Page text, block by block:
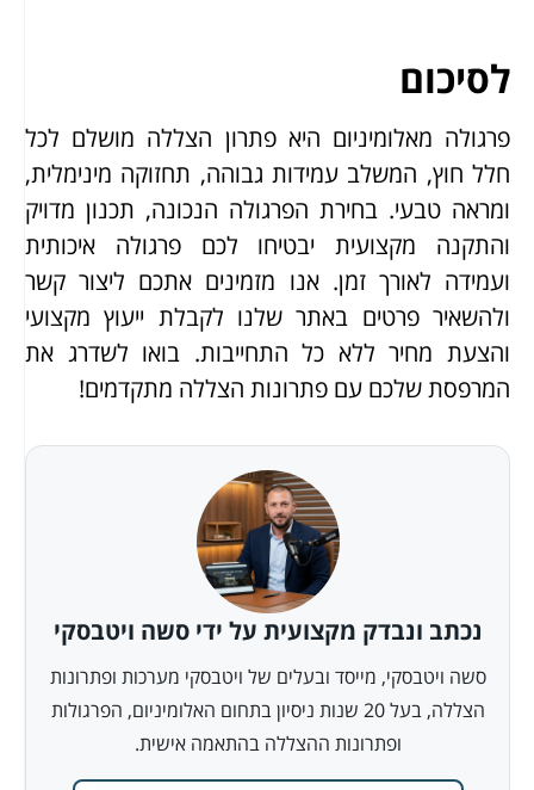
לסיכום
פרגולה מאלומיניום היא פתרון הצללה מושלם לכל
חלל חוץ, המשלב עמידות גבוהה, תחזוקה מינימלית,
ומראה טבעי. בחירת הפרגולה הנכונה, תכנון מדויק
והתקנה מקצועית יבטיחו לכם פרגולה איכותית
ועמידה לאורך זמן. אנו מזמינים אתכם ליצור קשר
ולהשאיר פרטים באתר שלנו לקבלת ייעוץ מקצועי
והצעת מחיר ללא כל התחייבות. בואו לשדרג את
המרפסת שלכם עם פתרונות הצללה מתקדמים!
נכתב ונבדק מקצועית על ידי סשה ויטבסקי
סשה ויטבסקי, מייסד ובעלים של ויטבסקי מערכות ופתרונות
הצללה, בעל 20 שנות ניסיון בתחום האלומיניום, הפרגולות
ופתרונות ההצללה בהתאמה אישית.